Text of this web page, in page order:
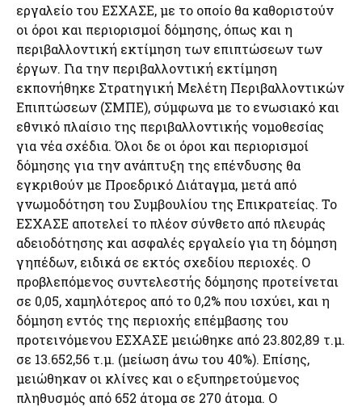
εργαλείο του ΕΣΧΑΣΕ, με το οποίο θα καθοριστούν
οι όροι και περιορισμοί δόμησης, όπως και η
περιβαλλοντική εκτίμηση των επιπτώσεων των
έργων. Για την περιβαλλοντική εκτίμηση
εκπονήθηκε Στρατηγική Μελέτη Περιβαλλοντικών
Επιπτώσεων (ΣΜΠΕ), σύμφωνα με το ενωσιακό και
εθνικό πλαίσιο της περιβαλλοντικής νομοθεσίας
για νέα σχέδια. Όλοι δε οι όροι και περιορισμοί
δόμησης για την ανάπτυξη της επένδυσης θα
εγκριθούν με Προεδρικό Διάταγμα, μετά από
γνωμοδότηση του Συμβουλίου της Επικρατείας. Το
ΕΣΧΑΣΕ αποτελεί το πλέον σύνθετο από πλευράς
αδειοδότησης και ασφαλές εργαλείο για τη δόμηση
γηπέδων, ειδικά σε εκτός σχεδίου περιοχές. Ο
προβλεπόμενος συντελεστής δόμησης προτείνεται
σε 0,05, χαμηλότερος από το 0,2% που ισχύει, και η
δόμηση εντός της περιοχής επέμβασης του
προτεινόμενου ΕΣΧΑΣΕ μειώθηκε από 23.802,89 τ.μ.
σε 13.652,56 τ.μ. (μείωση άνω του 40%). Επίσης,
μειώθηκαν οι κλίνες και ο εξυπηρετούμενος
πληθυσμός από 652 άτομα σε 270 άτομα. Ο